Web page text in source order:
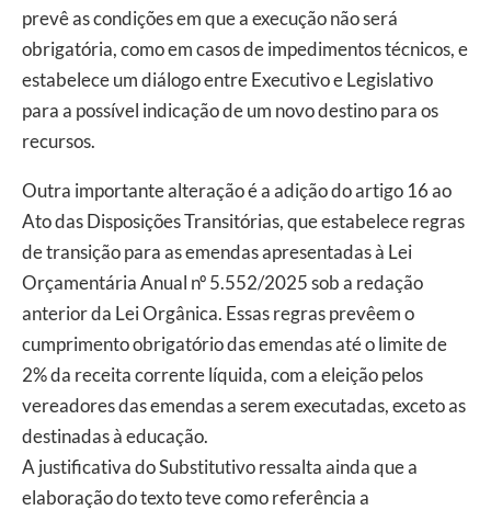
prevê as condições em que a execução não será
obrigatória, como em casos de impedimentos técnicos, e
estabelece um diálogo entre Executivo e Legislativo
para a possível indicação de um novo destino para os
recursos.
Outra importante alteração é a adição do artigo 16 ao
Ato das Disposições Transitórias, que estabelece regras
de transição para as emendas apresentadas à Lei
Orçamentária Anual nº 5.552/2025 sob a redação
anterior da Lei Orgânica. Essas regras prevêem o
cumprimento obrigatório das emendas até o limite de
2% da receita corrente líquida, com a eleição pelos
vereadores das emendas a serem executadas, exceto as
destinadas à educação.
A justificativa do Substitutivo ressalta ainda que a
elaboração do texto teve como referência a